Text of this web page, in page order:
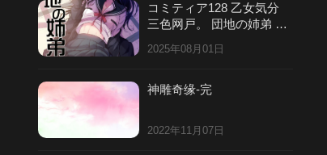
コミティア128 乙女気分
三色网戸。 団地の姉弟 中
2025年08月01日
神雕奇缘-完
2022年11月07日